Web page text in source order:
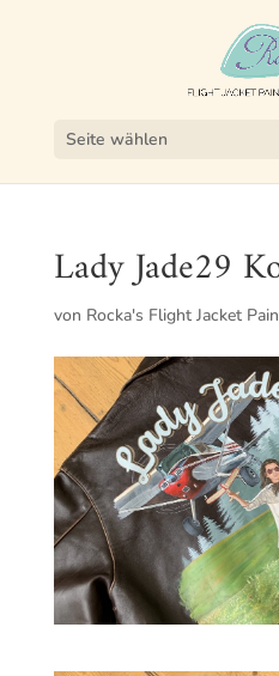
Seite wählen
Lady Jade29
von Rocka's Flight Jacket